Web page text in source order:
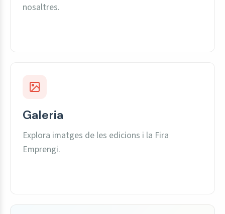
nosaltres.
Galeria
Explora imatges de les edicions i la Fira
Emprengi.